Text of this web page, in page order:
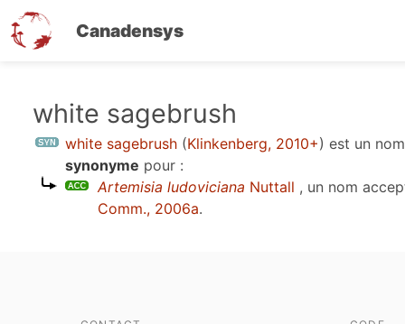
Canadensys
contenu
white sagebrush
white sagebrush (Klinkenberg, 2010+) est un
synonyme pour :
Artemisia ludoviciana Nuttall , un nom
Comm., 2006a.